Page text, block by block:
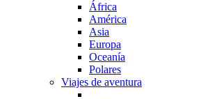
África
América
Asia
Europa
Oceanía
Polares
Viajes de aventura